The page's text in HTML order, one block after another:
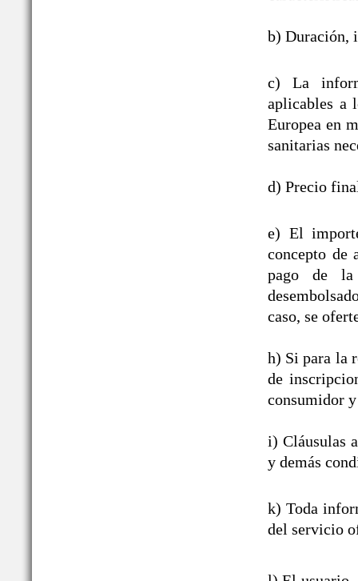
b) Duración,
c) La
aplicables a
Europea en
sanitarias
d) Precio
e) El
concepto de
pago de
caso, se
h) Si para la
de
consumidor
i) Cláusulas
y demás
k) Toda
del servicio